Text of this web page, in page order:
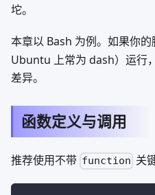
坨。
本章以 Bash 为例。如果你的
Ubuntu 上常为 dash）运行
差异。
函数定义与调用
推荐使用不带 function 关